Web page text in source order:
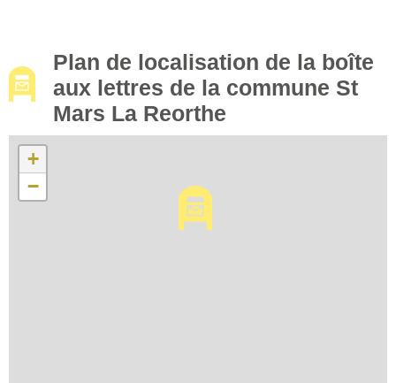
Plan de localisation de la boîte
aux lettres de la commune St
Mars La Reorthe
+
−